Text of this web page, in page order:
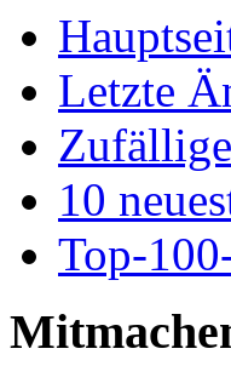
Letzte
10
Top-